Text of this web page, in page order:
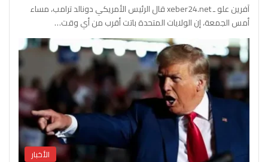
آفرين علو ـ xeber24.net قال الرئيس الأمريكي دونالد ترامب، مساء
أمس الجمعة، إن الولايات المتحدة باتت أقرب من أي وقت…
الأخبار